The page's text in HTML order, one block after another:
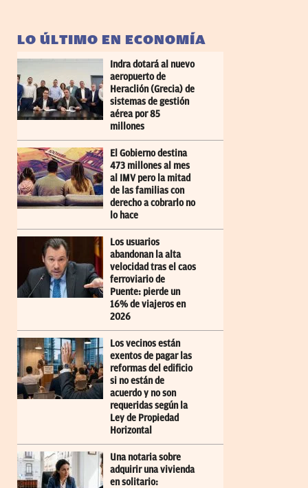
LO ÚLTIMO EN ECONOMÍA
Indra dotará al nuevo
aeropuerto de
Heraclión (Grecia) de
sistemas de gestión
aérea por 85
millones
El Gobierno destina
473 millones al mes
al IMV pero la mitad
de las familias con
derecho a cobrarlo no
lo hace
Los usuarios
abandonan la alta
velocidad tras el caos
ferroviario de
Puente: pierde un
16% de viajeros en
2026
Los vecinos están
exentos de pagar las
reformas del edificio
si no están de
acuerdo y no son
requeridas según la
Ley de Propiedad
Horizontal
Una notaria sobre
adquirir una vivienda
en solitario: